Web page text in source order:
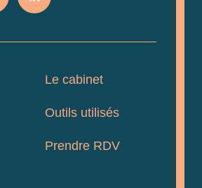
Le cabinet
Outils utilisés
Prendre RDV